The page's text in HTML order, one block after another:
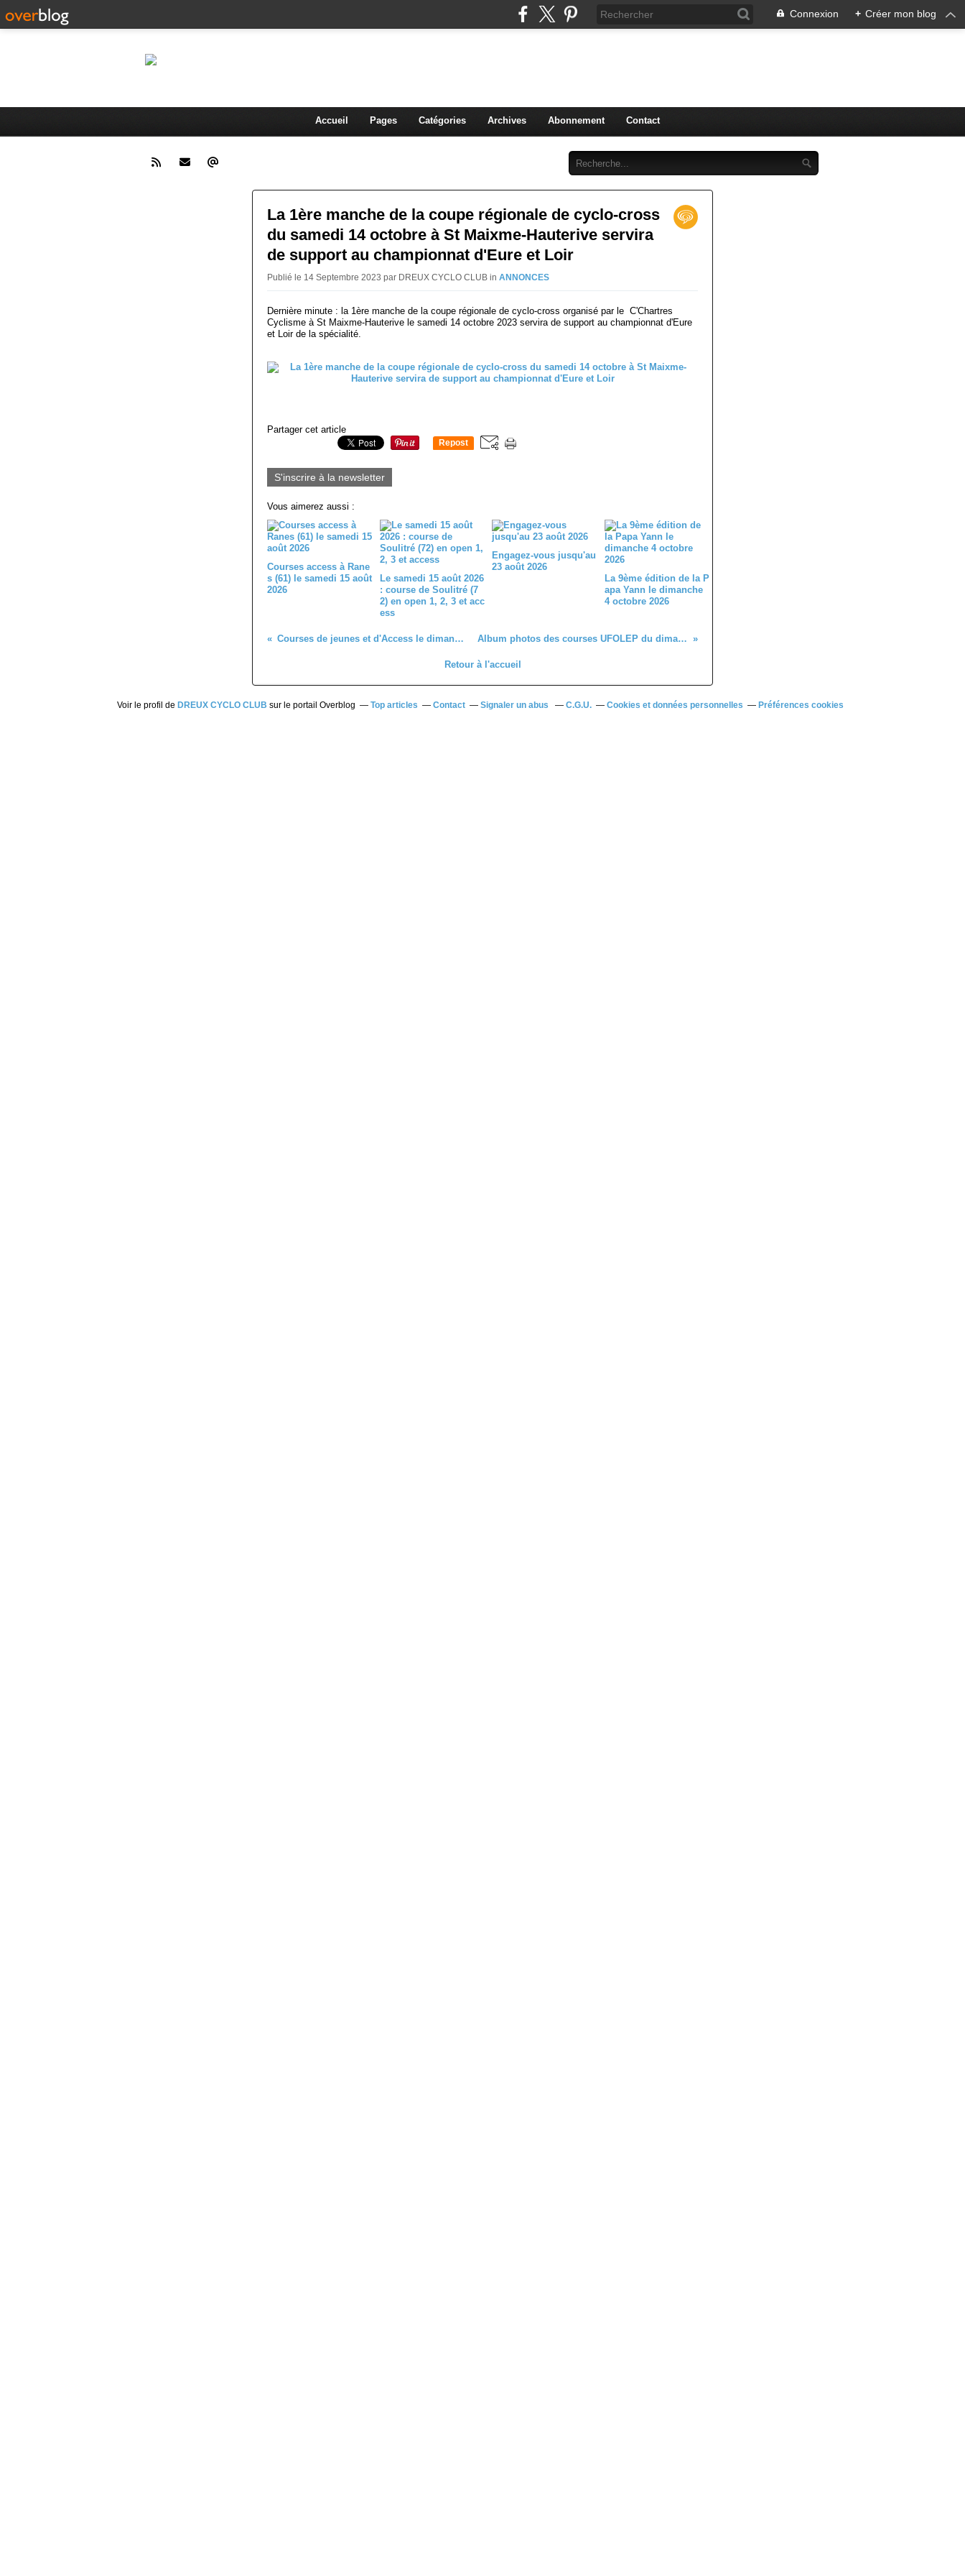
Connexion + Créer mon blog
Accueil Pages Catégories Archives Abonnement Contact
La 1ère manche de la coupe régionale de cyclo-cross
du samedi 14 octobre à St Maixme-Hauterive servira
de support au championnat d'Eure et Loir
Publié le 14 Septembre 2023 par DREUX CYCLO CLUB in ANNONCES
Dernière minute : la 1ère manche de la coupe régionale de cyclo-cross organisé par le C'Chartres
Cyclisme à St Maixme-Hauterive le samedi 14 octobre 2023 servira de support au championnat d'Eure
et Loir de la spécialité.
Partager cet article
Repost
S'inscrire à la newsletter
Vous aimerez aussi :
Courses access à Rane
s (61) le samedi 15 août
2026
Le samedi 15 août 2026
: course de Soulitré (7
2) en open 1, 2, 3 et acc
ess
Engagez-vous jusqu'au
23 août 2026
La 9ème édition de la P
apa Yann le dimanche
4 octobre 2026
Courses de jeunes et d'Access le dimanche 24 septembre à Terminiers (28) Album photos des courses UFOLEP du dimanche 10 septembre à Bois le Roy (27)
Retour à l'accueil
Voir le profil de DREUX CYCLO CLUB sur le portail Overblog Top articles Contact Signaler un abus C.G.U. Cookies et données personnelles Préférences cookies